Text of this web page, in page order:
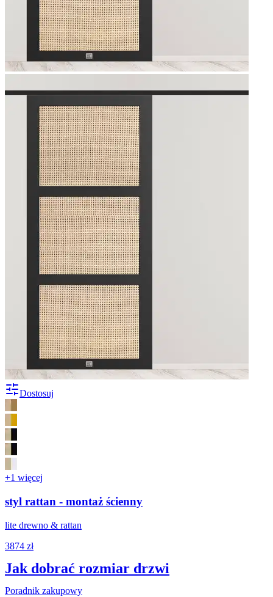
Dostosuj
+1 więcej
styl rattan - montaż ścienny
lite drewno & rattan
3874 zł
Jak dobrać rozmiar drzwi
Poradnik zakupowy